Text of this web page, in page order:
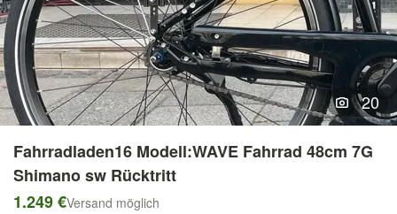
20
Fahrradladen16 Modell:WAVE Fahrrad 48cm 7G
Shimano sw Rücktritt
1.249 €Versand möglich